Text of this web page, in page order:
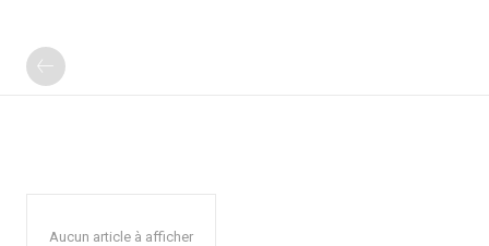
Aucun article à afficher